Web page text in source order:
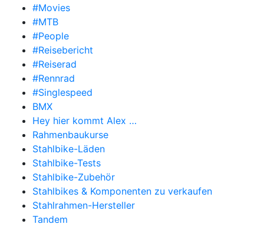
#Movies
#MTB
#People
#Reisebericht
#Reiserad
#Rennrad
#Singlespeed
BMX
Hey hier kommt Alex …
Rahmenbaukurse
Stahlbike-Läden
Stahlbike-Tests
Stahlbike-Zubehör
Stahlbikes & Komponenten zu verkaufen
Stahlrahmen-Hersteller
Tandem